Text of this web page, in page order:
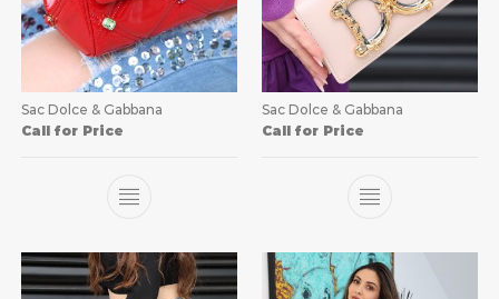
Sac Dolce & Gabbana
Call for Price
Sac Dolce & Gabbana
Call for Price